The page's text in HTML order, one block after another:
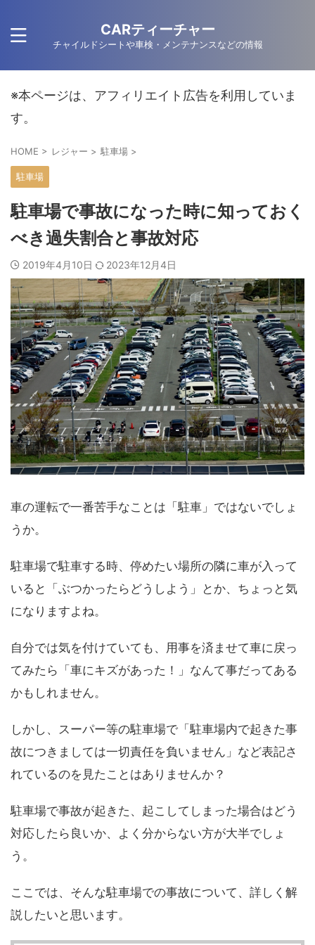
CARティーチャー
チャイルドシートや車検・メンテナンスなどの情報
※本ページは、アフィリエイト広告を利用していま
す。
HOME > レジャー > 駐車場 >
駐車場
駐車場で事故になった時に知っておく
べき過失割合と事故対応
2019年4月10日 2023年12月4日
車の運転で一番苦手なことは「駐車」ではないでしょ
うか。
駐車場で駐車する時、停めたい場所の隣に車が入って
いると「ぶつかったらどうしよう」とか、ちょっと気
になりますよね。
自分では気を付けていても、用事を済ませて車に戻っ
てみたら「車にキズがあった！」なんて事だってある
かもしれません。
しかし、スーパー等の駐車場で「駐車場内で起きた事
故につきましては一切責任を負いません」など表記さ
れているのを見たことはありませんか？
駐車場で事故が起きた、起こしてしまった場合はどう
対応したら良いか、よく分からない方が大半でしょ
う。
ここでは、そんな駐車場での事故について、詳しく解
説したいと思います。